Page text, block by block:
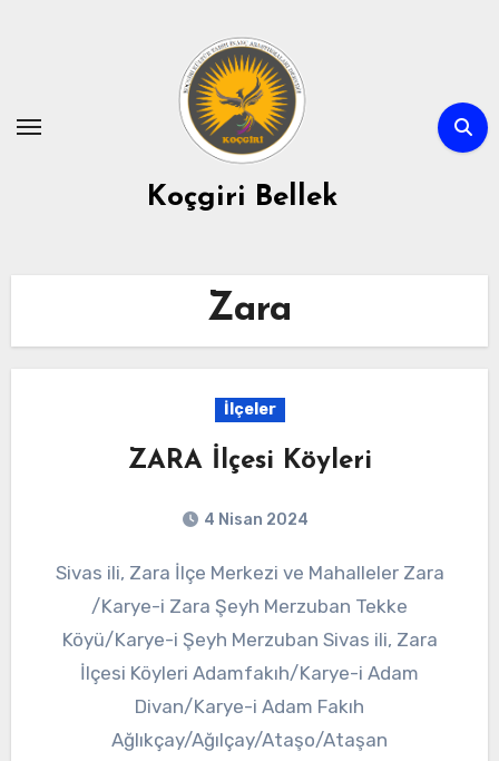
Koçgiri Bellek
Zara
İlçeler
ZARA İlçesi Köyleri
4 Nisan 2024
Sivas ili, Zara İlçe Merkezi ve Mahalleler Zara
/Karye-i Zara Şeyh Merzuban Tekke
Köyü/Karye-i Şeyh Merzuban Sivas ili, Zara
İlçesi Köyleri Adamfakıh/Karye-i Adam
Divan/Karye-i Adam Fakıh
Ağlıkçay/Ağılçay/Ataşo/Ataşan